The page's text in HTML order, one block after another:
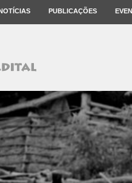
PUBLICAÇÕES